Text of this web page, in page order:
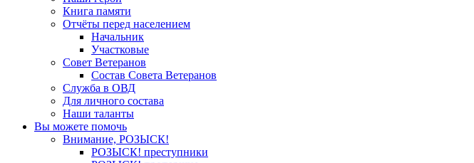
Книга памяти
Отчёты перед населением
Начальник
Участковые
Совет Ветеранов
Состав Совета Ветеранов
Служба в ОВД
Для личного состава
Наши таланты
Вы можете помочь
Внимание, РОЗЫСК!
РОЗЫСК! преступники